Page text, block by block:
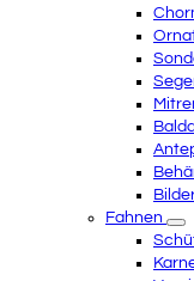
Fahnen